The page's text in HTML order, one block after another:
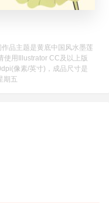
品主题是黄底中国风水墨莲
使用Illustrator CC及以上版
像素/英寸)，成品尺寸是
期五